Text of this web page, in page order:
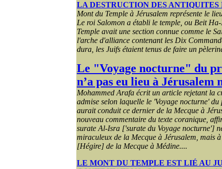
LA DESTRUCTION DES
Mont du Temple à Jérusalem représente le
Le roi Salomon a établi le temple, ou Beit
Temple avait une section connue comme le
l'arche d'alliance contenant les Dix
dura, les Juifs étaient tenus de faire un
Le "Voyage nocturne" du
n’a pas eu lieu à Jérusalem
Mohammed Arafa écrit un article rejetant la
admise selon laquelle le 'Voyage nocturne'
aurait conduit ce dernier de la Mecque à
nouveau commentaire du texte coranique,
surate Al-Isra ['surate du Voyage nocturne']
miraculeux de la Mecque à Jérusalem, mais
[Hégire] de la Mecque à Médine....
LE MONT DU TEMPLE EST LIÉ AU